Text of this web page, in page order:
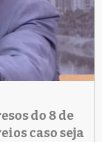
do 8 de
caso seja